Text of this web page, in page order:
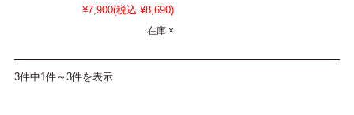
¥7,900(税込 ¥8,690)
在庫 ×
3件中1件～3件を表示